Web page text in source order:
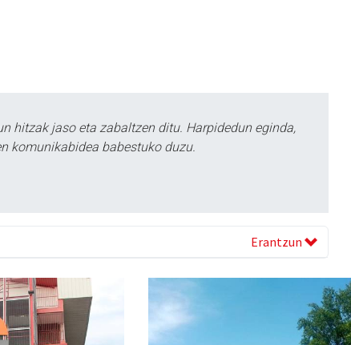
hitzak jaso eta zabaltzen ditu. Harpidedun eginda,
komunikabidea babestuko duzu.
Erantzun